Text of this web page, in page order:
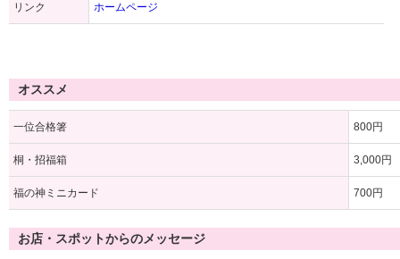
リンク ホームページ
オススメ
一位合格箸 800円
桐・招福箱 3,000円
福の神ミニカード 700円
お店・スポットからのメッセージ